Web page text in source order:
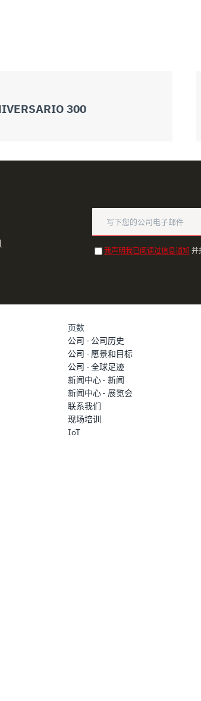
300
我声明我已阅读过信息通知 并
页数
公司 - 公司历史
公司 - 愿景和目标
公司 - 全球足迹
新闻中心 - 新闻
新闻中心 - 展览会
联系我们
现场培训
IoT